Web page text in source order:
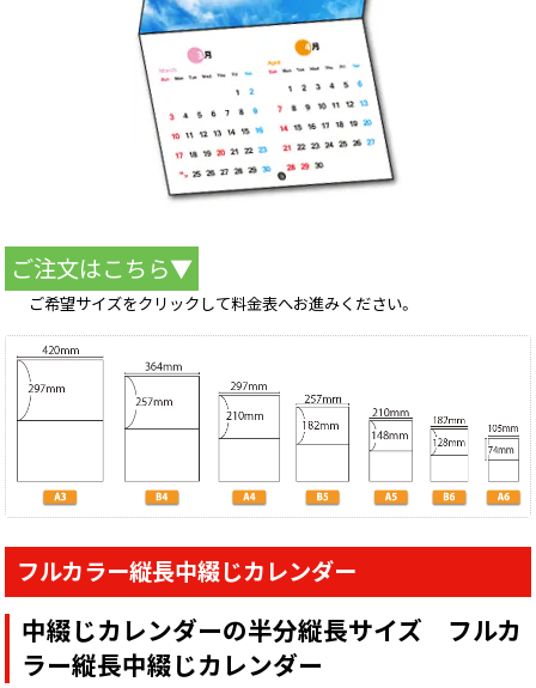
ご注文はこちら▼
ご希望サイズをクリックして料金表へお進みください。
フルカラー縦長中綴じカレンダー
中綴じカレンダーの半分縦長サイズ フルカ
ラー縦長中綴じカレンダー